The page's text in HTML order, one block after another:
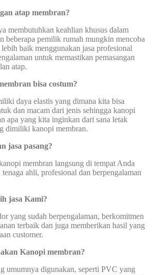
atap membran?
membutuhkan keahlian khusus dalam
beberapa pemilik rumah mungkin mencoba
baik menggunakan jasa profesional
untuk memastikan pemasangan
atap.
bisa costum?
daya elastis yang dimana kita bisa
dan macam dari jenis sehingga kanopi
apa yang kita inginkan dari sana letak
dimiliki kanopi membran.
jasa pasang?
membran langsung di tempat Anda
ahli, profesional dan berpengalaman
jasa Kami?
yang sudah berpengalaman, berkomitmen
terbaik dan juga memberikan hasil yang
customer.
Kanopi membran?
umumnya digunakan, seperti PVC yang